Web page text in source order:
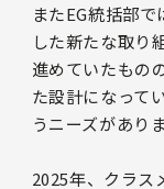
またEG統括部
した新たな取り
進めていたもの
た設計になって
うニーズがあり
2025年、クラス